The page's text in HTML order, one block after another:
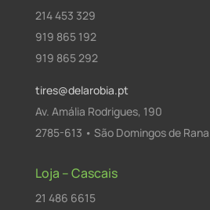
214 453 329
919 865 192
919 865 292
tires@delarobia.pt
Av. Amália Rodrigues, 190
2785-613 • São Domingos de Rana
Loja – Cascais
21 486 6615